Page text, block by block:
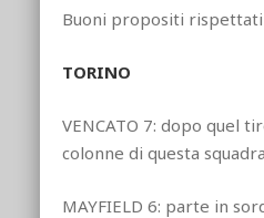
Buoni propositi
TORINO
VENCATO 7: dopo quel
colonne di questa
MAYFIELD 6: parte in